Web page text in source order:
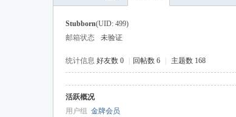
Stubborn(UID: 499)
邮箱状态
未验证
统计信息 好友数 0 回帖数 6 主题数 168
活跃概况
用户组 金牌会员